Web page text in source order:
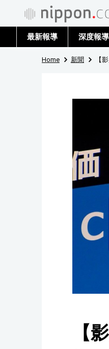
最新報導 深度報導
Home 新聞 【
【